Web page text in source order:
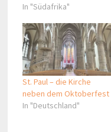
In "Südafrika"
St. Paul – die Kirche
neben dem Oktoberfest
In "Deutschland"